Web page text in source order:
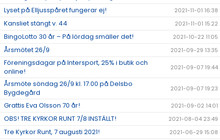
Lyset på Elljusspåret fungerar ej! 2021-11-01 16:38
Kansliet stängt v. 44 2021-11-01 15:22
BingoLotto 30 år – På lördag smäller det! 2021-10-22 11:05
Årsmötet 26/9 2021-09-29 13:35
Föreningsdagar på Intersport, 25% i butik och
online!
2021-09-07 19:44
Årsmöte söndag 26/9 kl. 17.00 på Delsbo
Bygdegård
2021-09-07 19:23
Grattis Eva Olsson 70 år! 2021-09-02 14:01
OBS! TRE KYRKOR RUNT 7/8 INSTÄLLT! 2021-08-04 23:49
Tre Kyrkor Runt, 7 augusti 2021! 2021-06-29 15:08